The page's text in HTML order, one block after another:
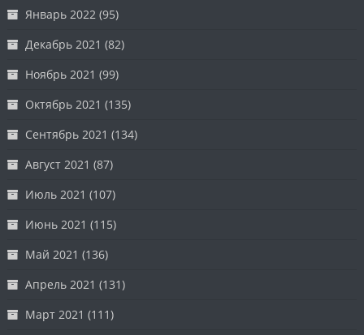
Январь 2022 (95)
Декабрь 2021 (82)
Ноябрь 2021 (99)
Октябрь 2021 (135)
Сентябрь 2021 (134)
Август 2021 (87)
Июль 2021 (107)
Июнь 2021 (115)
Май 2021 (136)
Апрель 2021 (131)
Март 2021 (111)